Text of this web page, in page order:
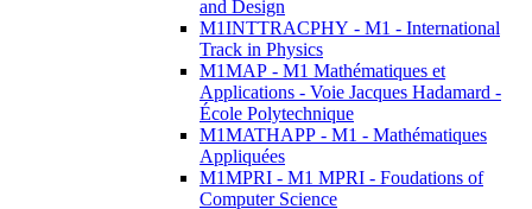
and Design
M1INTTRACPHY - M1 - International
Track in Physics
M1MAP - M1 Mathématiques et
Applications - Voie Jacques Hadamard -
École Polytechnique
M1MATHAPP - M1 - Mathématiques
Appliquées
M1MPRI - M1 MPRI - Foudations of
Computer Science